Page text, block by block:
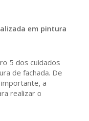
em pintura
5 dos cuidados
de fachada. De
a
realizar o